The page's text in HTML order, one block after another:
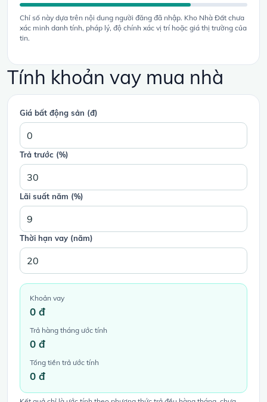
Chỉ số này dựa trên nội dung người đăng đã nhập. Kho Nhà Đất chưa
xác minh danh tính, pháp lý, độ chính xác vị trí hoặc giá thị trường của
tin.
Tính khoản vay mua nhà
Giá bất động sản (đ)
Trả trước (%)
Lãi suất năm (%)
Thời hạn vay (năm)
Khoản vay
0 đ
Trả hàng tháng ước tính
0 đ
Tổng tiền trả ước tính
0 đ